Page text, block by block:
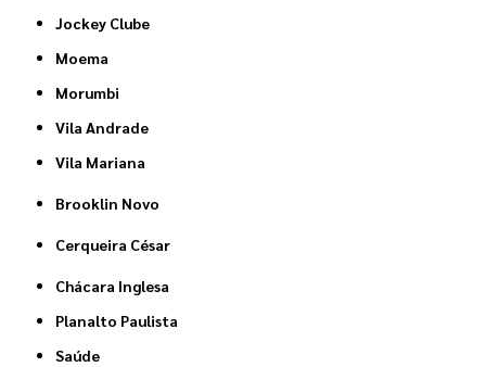
Jockey Clube
Moema
Morumbi
Vila Andrade
Vila Mariana
Brooklin Novo
Cerqueira César
Chácara Inglesa
Planalto Paulista
Saúde